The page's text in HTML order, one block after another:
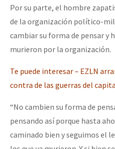
Por su parte, el hombre
de la organización político-
cambiar su forma de pensar y
murieron por la organización.
Te puede interesar – EZLN
contra de las guerras del
“No cambien su forma de
pensando así porque hasta
caminado bien y seguimos el